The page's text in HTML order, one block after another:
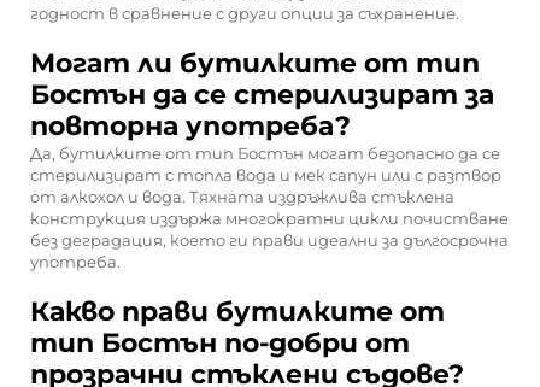
годност в сравнение с други опции за съхранение.
Могат ли бутилките от тип
Бостън да се стерилизират за
повторна употреба?
Да, бутилките от тип Бостън могат безопасно да се
стерилизират с топла вода и мек сапун или с разтвор
от алкохол и вода. Тяхната издръжлива стъклена
конструкция издържа многократни цикли почистване
без деградация, което ги прави идеални за дългосрочна
употреба.
Какво прави бутилките от
тип Бостън по-добри от
прозрачни стъклени съдове?